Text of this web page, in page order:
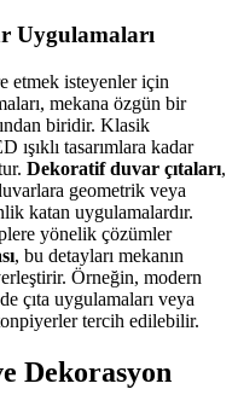
Uygulamaları
etmek isteyenler için
mekana özgün bir
biridir. Klasik
tasarımlara kadar
Dekoratif duvar çıtaları,
geometrik veya
katan uygulamalardır.
yönelik çözümler
, bu detayları mekanın
Örneğin, modern
çıta uygulamaları veya
tercih edilebilir.
Dekorasyon